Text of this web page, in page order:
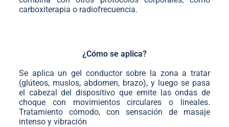
carboxiterapia o radiofrecuencia.
¿Cómo se aplica?
Se aplica un gel conductor sobre la zona a tratar
(glúteos, muslos, abdomen, brazo), y luego se pasa
el cabezal del dispositivo que emite las ondas de
choque con movimientos circulares o lineales.
Tratamiento cómodo, con sensación de masaje
intenso y vibración